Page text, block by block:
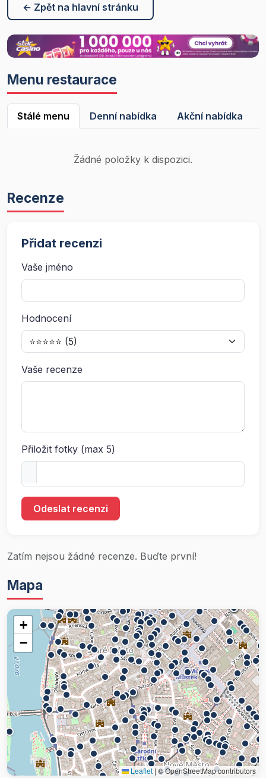
← Zpět na hlavní stránku
Menu restaurace
Stálé menu Denní nabídka Akční nabídka
Žádné položky k dispozici.
Recenze
Přidat recenzi
Vaše jméno
Hodnocení
Vaše recenze
Přiložit fotky (max 5)
Odeslat recenzi
Zatím nejsou žádné recenze. Buďte první!
Mapa
+
−
Leaflet | © OpenStreetMap contributors